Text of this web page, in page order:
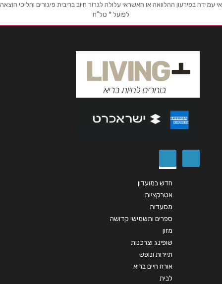
אנא חזרו אלי בקשר ל...
הראשונים 1
03-9081949
קריית ביאליק
דרך עכו 152
השדרה השביעית, אליהו נאוי 12
03-9081950
אי עמידה בפירעון ההלוואה או האשראי עלולה לגרור חיוב בריבית פיגורים והליכי הוצאה
לפועל * טל"ח
חדש במועדון
אטרקציות
מסעדות
ספרים ותשמישי קדושה
מזון
שופינג וצרכנות
תיירות ונופש
אורח חיים בריא
לבית